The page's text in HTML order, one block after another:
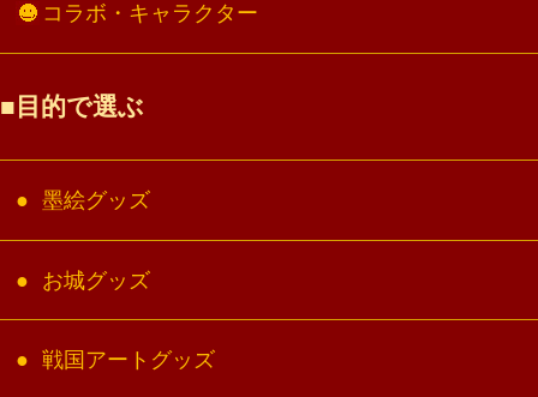
コラボ・キャラクター
目的で選ぶ
墨絵グッズ
お城グッズ
戦国アートグッズ